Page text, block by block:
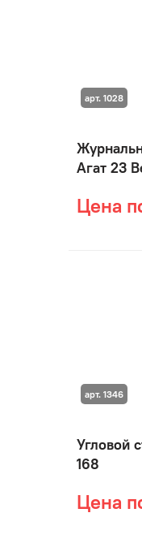
Агат 23
Цена
арт. 1028
Угловой
168
Цена
арт. 1346